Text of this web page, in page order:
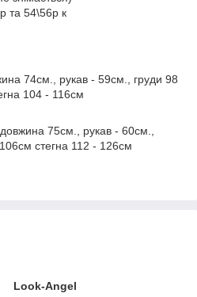
та 54\56р к
74см., рукав - 59см., груди 98
104 - 116см
75см., рукав - 60см.,
стегна 112 - 126см
Look-Angel